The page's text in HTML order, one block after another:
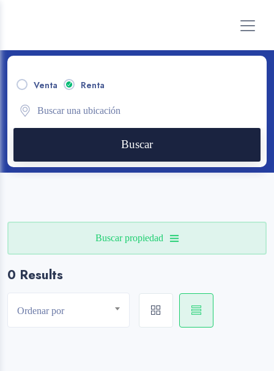
Venta Renta
Buscar
Buscar propiedad
0 Results
Ordenar por